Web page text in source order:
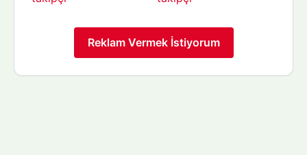
Reklam Vermek İstiyorum